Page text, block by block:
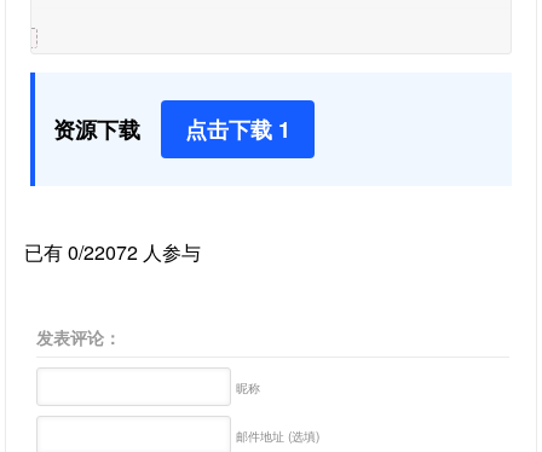
资源下载 点击下载 1
已有 0/22072 人参与
发表评论：
昵称
邮件地址 (选填)